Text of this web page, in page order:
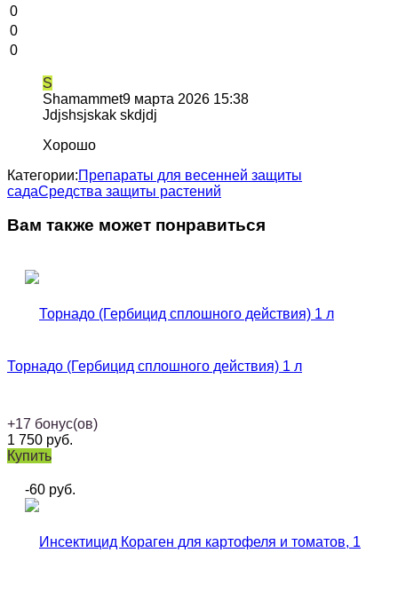
0
0
0
S
Shamammet9 марта 2026 15:38
Jdjshsjskak skdjdj
Хорошо
Категории:Препараты для весенней защиты
садаСредства защиты растений
Вам также может понравиться
Торнадо (Гербицид сплошного действия) 1 л
+17 бонус(ов)
1 750 руб.
Купить
-60 руб.